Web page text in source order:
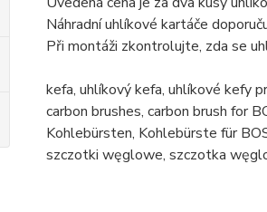
Náhradní uhlíkové kartáče
Při montáži zkontrolujte, zda se
kefa, uhlíkový kefa, uhlíkové
carbon brushes, carbon brush
Kohlebürsten, Kohlebürste für
szczotki węglowe, szczotka